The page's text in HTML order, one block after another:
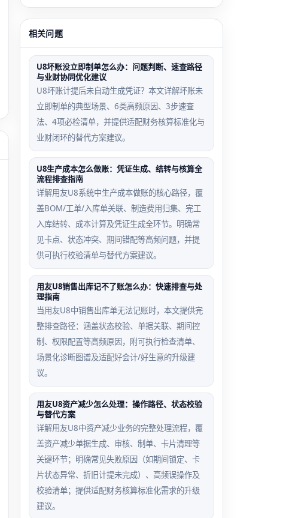
相关问题
U8坏账没立即制单怎么办：问题判断、速查路径
与业财协同优化建议
U8坏账计提后未自动生成凭证？本文详解坏账未
立即制单的典型场景、6类高频原因、3步速查
法、4项必检清单，并提供适配财务核算标准化与
业财闭环的替代方案建议。
U8生产成本怎么做账：凭证生成、结转与核算全
流程排查指南
详解用友U8系统中生产成本做账的核心路径，覆
盖BOM/工单/入库单关联、制造费用归集、完工
入库结转、成本计算及凭证生成全环节。明确常
见卡点、状态冲突、期间错配等高频问题，并提
供可执行校验清单与替代方案建议。
用友U8销售出库记不了账怎么办：快速排查与处
理指南
当用友U8中销售出库单无法记账时，本文提供完
整排查路径：涵盖状态校验、单据关联、期间控
制、权限配置等高频原因，附可执行检查清单、
场景化诊断图谱及适配好会计/好生意的升级建
议。
用友U8资产减少怎么处理：操作路径、状态校验
与替代方案
详解用友U8中资产减少业务的完整处理流程，覆
盖资产减少单据生成、审核、制单、卡片清理等
关键环节；明确常见失败原因（如期间锁定、卡
片状态异常、折旧计提未完成）、高频误操作及
校验清单；提供适配财务核算标准化需求的升级
建议。